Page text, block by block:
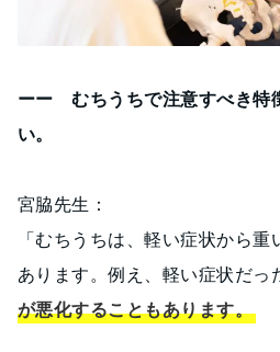
ーー むちうちで注意すべき特
い。
宮脇先生：
「むちうちは、軽い症状から
あります。例え、軽い症状だっ
が悪化することもあります。